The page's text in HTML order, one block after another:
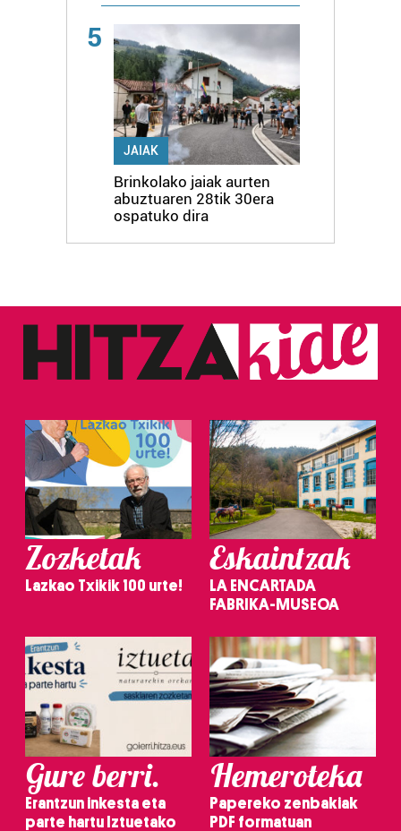
5
JAIAK
Brinkolako jaiak aurten
abuztuaren 28tik 30era
ospatuko dira
Zozketak
Lazkao Txikik 100 urte!
Eskaintzak
LA ENCARTADA
FABRIKA-MUSEOA
Gure berri.
Erantzun inkesta eta
parte hartu Iztuetako
Hemeroteka
Papereko zenbakiak
PDF formatuan